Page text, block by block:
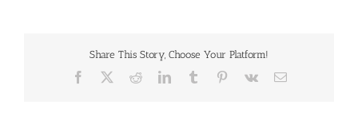
Share This Story, Choose Your Platform!
Facebook RedditLinkedInTumblr Pinterest
Vk Email